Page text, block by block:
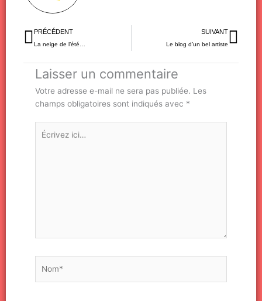
Précédent
PRÉCÉDENT
La neige de l’été…
SUIVANT
Le blog d’un bel artiste
Laisser un commentaire
Votre adresse e-mail ne sera pas publiée. Les
champs obligatoires sont indiqués avec *
Écrivez
ici…